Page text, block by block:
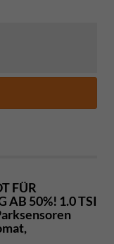
FÜR
AB 50%! 1.0 TSI